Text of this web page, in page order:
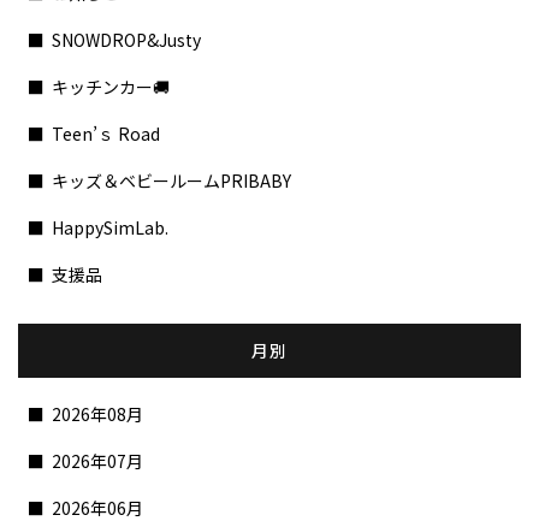
SNOWDROP&Justy
キッチンカー🚚
Teen’ｓ Road
キッズ＆ベビールームPRIBABY
HappySimLab.
支援品
月別
2026年08月
2026年07月
2026年06月